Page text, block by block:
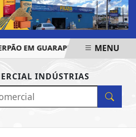
EM GUARAPUAVA E PALMAS
MENU
INDÚSTRIAS